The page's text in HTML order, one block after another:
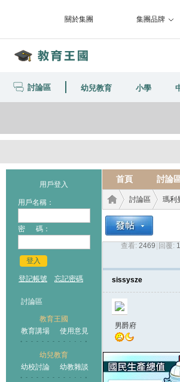
關於集團 集團品牌
討論區 幼兒教育 小學
用戶登入
用戶名稱：
密 碼：
登入
登記帳號 忘記密碼
討論區
教育王國
教育講場
使用意見
幼兒教育
幼校討論
幼教雜談
首頁 討論
王國
討論區
›
瑪利
查看: 2469 回覆: 1
sissysze
男爵府